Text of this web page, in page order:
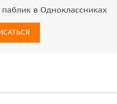
в Одноклассниках